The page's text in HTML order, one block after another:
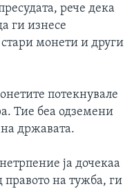
рече дека
ги изнесе
монети и други
потекнувале
Тие беа одземени
државата.
ја дочекаа
правото на тужба, ги